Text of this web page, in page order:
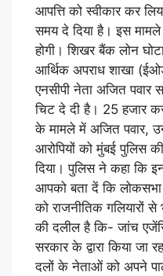
आपत्ति को स्वीकार कर
समय दे दिया है। इस
होगी। शिखर बैंक लोन
आर्थिक अपराध शाखा
एनसीपी नेता अजित
चिट दे दी है। 25 हजार
के मामले में अजित पवार,
आरोपियों को मुंबई पुलिस
दिया। पुलिस ने कहा कि
आपको बता दें कि
को राजनीतिक गलियारों
की दलील है कि- जांच
सरकार के द्वारा किया जा
दलों के नेताओं को अपने